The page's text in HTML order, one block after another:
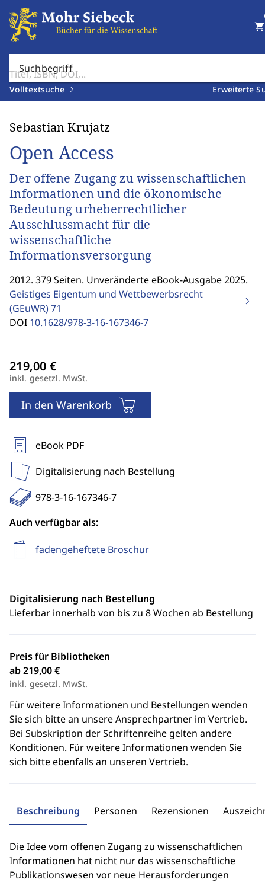
Suchbegriff
Volltextsuche Erweiterte
shopping_cart
Sebastian Krujatz
Open Access
Der offene Zugang zu wissenschaftlichen
Informationen und die ökonomische
Bedeutung urheberrechtlicher
Ausschlussmacht für die
wissenschaftliche
Informationsversorgung
2012. 379 Seiten. Unveränderte eBook-Ausgabe 2025.
Geistiges Eigentum und Wettbewerbsrecht
(GEuWR)71
DOI 10.1628/978-3-16-167346-7
inkl. gesetzl. MwSt.
In den Warenkorb
eBook PDF
Digitalisierung nach Bestellung
978-3-16-167346-7
Auch verfügbar als:
fadengeheftete Broschur
Digitalisierung nach Bestellung
Lieferbar innerhalb von bis zu 8 Wochen ab Bestellung
Preis für Bibliotheken
ab 219,00 €
inkl. gesetzl. MwSt.
Für weitere Informationen und Bestellungen wenden
Sie sich bitte an unsere Ansprechpartner im Vertrieb.
Bei Subskription der Schriftenreihe gelten andere
Konditionen. Für weitere Informationen wenden Sie
sich bitte ebenfalls an unseren Vertrieb.
Beschreibung Personen Rezensionen
Die Idee vom offenen Zugang zu wissenschaftlichen
Informationen hat nicht nur das wissenschaftliche
Publikationswesen vor neue Herausforderungen